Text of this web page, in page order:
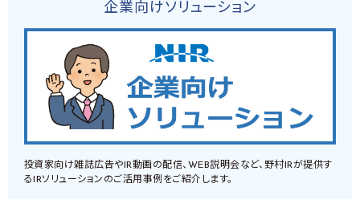
企業向けソリューション
投資家向け雑誌広告やIR動画の配信、WEB説明会など、野村IRが提供す
るIRソリューションのご活用事例をご紹介します。